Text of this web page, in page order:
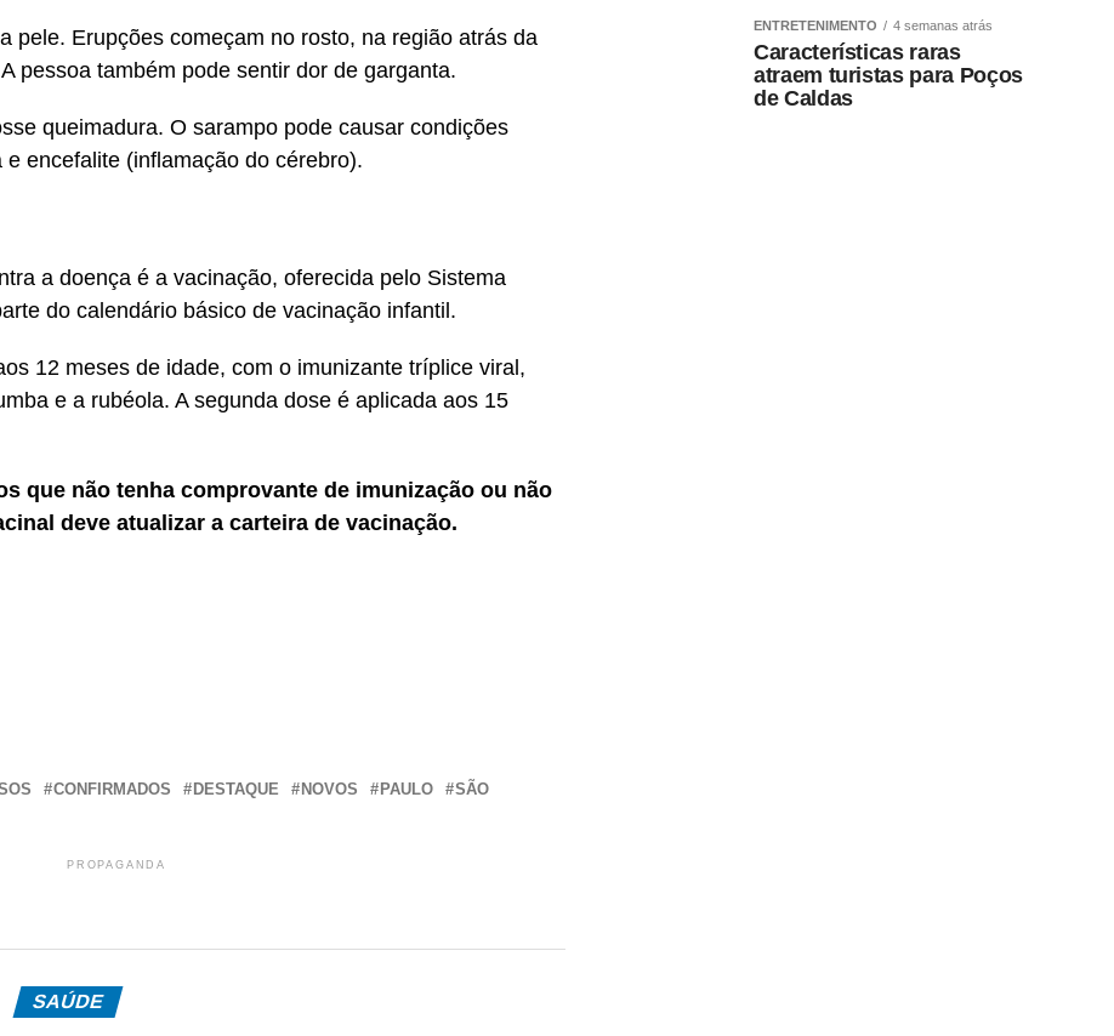
pele. Erupções começam no rosto, na região atrás da
pessoa também pode sentir dor de garganta.
queimadura. O sarampo pode causar condições
encefalite (inflamação do cérebro).
a doença é a vacinação, oferecida pelo Sistema
do calendário básico de vacinação infantil.
12 meses de idade, com o imunizante tríplice viral,
e a rubéola. A segunda dose é aplicada aos 15
que não tenha comprovante de imunização ou não
deve atualizar a carteira de vacinação.
CONFIRMADOS DESTAQUE NOVOS PAULO
SÃO
PROPAGANDA
SAÚDE
ENTRETENIMENTO 4 semanas atrás
Características raras
atraem turistas para Poços
de Caldas